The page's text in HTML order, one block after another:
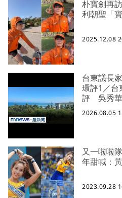
朴寶劍再
利朝聖「
2025.12.08
台東議長
環評1／台
評 吳秀華
2026.08.05
又一啦啦
年甜喊：
2023.09.28